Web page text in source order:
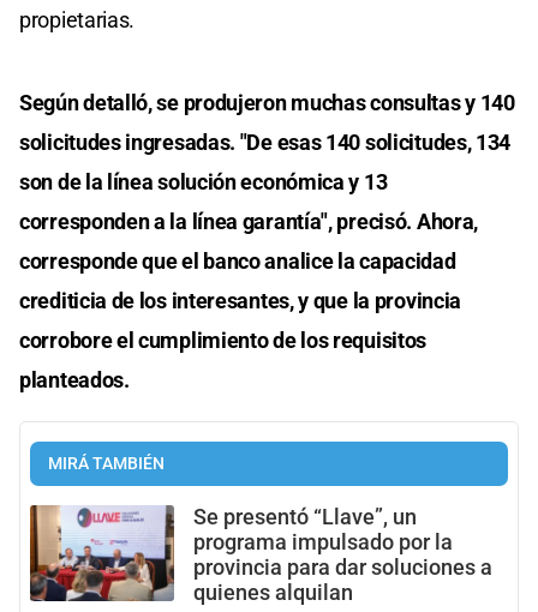
propietarias.
Según detalló, se produjeron muchas consultas y 140
solicitudes ingresadas. "De esas 140 solicitudes, 134
son de la línea solución económica y 13
corresponden a la línea garantía", precisó. Ahora,
corresponde que el banco analice la capacidad
crediticia de los interesantes, y que la provincia
corrobore el cumplimiento de los requisitos
planteados.
MIRÁ TAMBIÉN
Se presentó “Llave”, un
programa impulsado por la
provincia para dar soluciones a
quienes alquilan